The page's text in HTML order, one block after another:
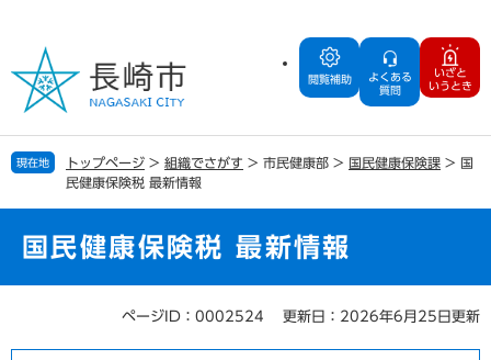
の
で
す
ー
ば
し
閲覧補助
よくある
質問
いざと
いうとき
現在地 トップページ > 組織でさがす > 市民健康部 > 国民健康保険課 > 国
民健康保険税 最新情報
国民健康保険税 最新情報
ページID：0002524 更新日：2026年6月25日更新